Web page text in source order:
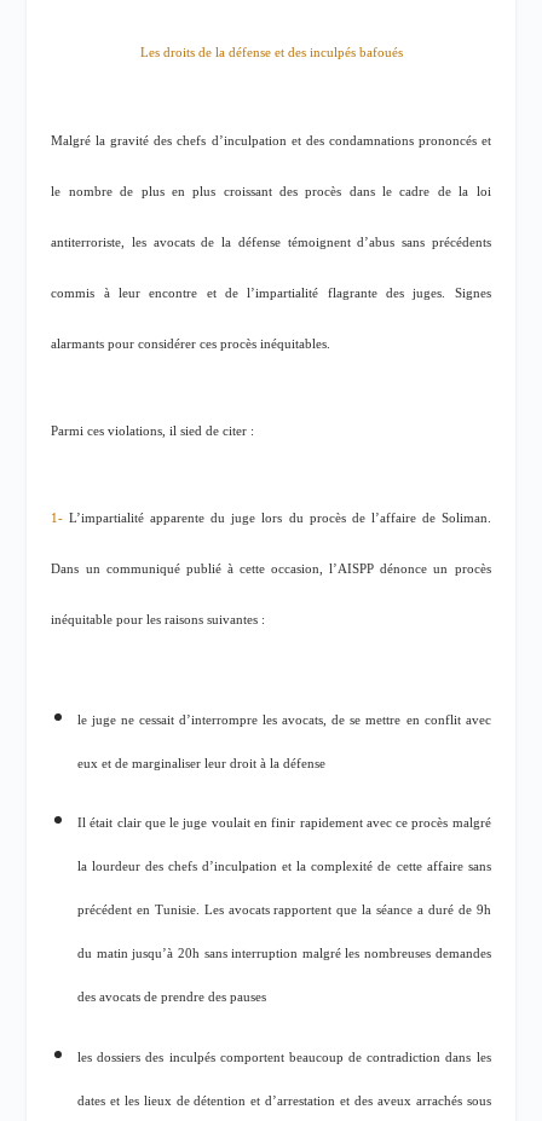
Les droits de la défense et des inculpés bafoués
Malgré la gravité des chefs d’inculpation et des condamnations prononcés et
le nombre de plus en plus croissant des procès dans le cadre de la loi
antiterroriste, les avocats de la défense témoignent d’abus sans précédents
commis à leur encontre et de l’impartialité flagrante des juges. Signes
alarmants pour considérer ces procès inéquitables.
Parmi ces violations, il sied de citer :
1- L’impartialité apparente du juge lors du procès de l’affaire de Soliman.
Dans un communiqué publié à cette occasion, l’AISPP dénonce un procès
inéquitable pour les raisons suivantes :
le juge ne cessait d’interrompre les avocats, de se mettre en conflit avec
eux et de marginaliser leur droit à la défense
Il était clair que le juge voulait en finir rapidement avec ce procès malgré
la lourdeur des chefs d’inculpation et la complexité de cette affaire sans
précédent en Tunisie. Les avocats rapportent que la séance a duré de 9h
du matin jusqu’à 20h sans interruption malgré les nombreuses demandes
des avocats de prendre des pauses
les dossiers des inculpés comportent beaucoup de contradiction dans les
dates et les lieux de détention et d’arrestation et des aveux arrachés sous